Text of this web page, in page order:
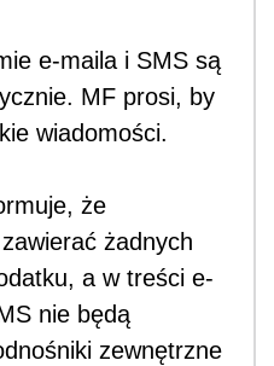
e-maila i SMS są
MF prosi, by
wiadomości.
że
żadnych
a w treści e-
nie będą
zewnętrzne